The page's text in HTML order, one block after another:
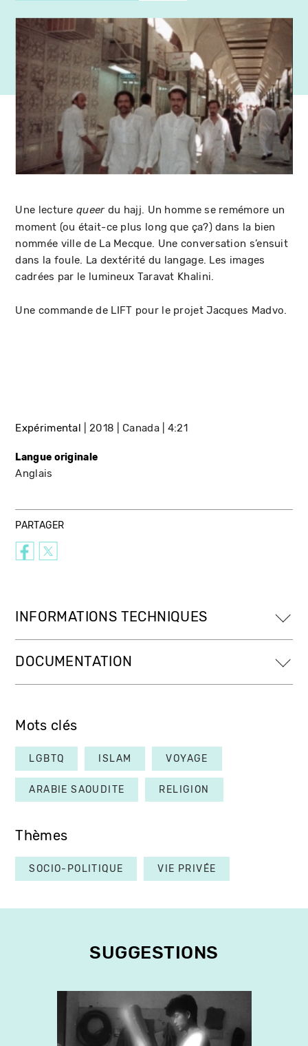
Une lecturequeer du hajj. Un homme se remémore un
moment (ou était-ce plus long que ça?) dans la bien
nommée ville de La Mecque. Une conversation s’ensuit
dans la foule. La dextérité du langage. Les images
cadrées par le lumineux Taravat Khalini.
Une commande de LIFT pour le projet Jacques Madvo.
Expérimental 2018 Canada 4:21
Langue originale
Anglais
PARTAGER
INFORMATIONS TECHNIQUES
DOCUMENTATION
Mots clés
LGBTQ ISLAM VOYAGE
ARABIE SAOUDITE RELIGION
Thèmes
SOCIO-POLITIQUE VIE PRIVÉE
SUGGESTIONS